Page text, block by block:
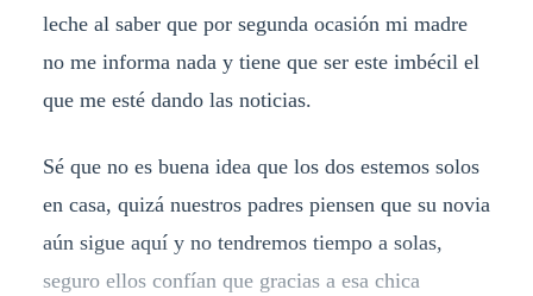
leche al saber que por segunda ocasión mi madre
no me informa nada y tiene que ser este imbécil el
que me esté dando las noticias.
Sé que no es buena idea que los dos estemos solos
en casa, quizá nuestros padres piensen que su novia
aún sigue aquí y no tendremos tiempo a solas,
seguro ellos confían que gracias a esa chica